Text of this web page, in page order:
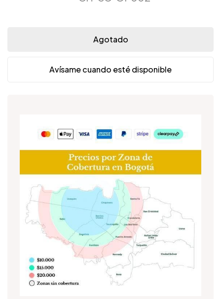
Agotado
Avísame cuando esté disponible